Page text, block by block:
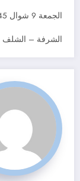
الجمعة 9 شوال 1445هـ، الموافق لـ 18 أفريل 2024
الشرفة – الشلف